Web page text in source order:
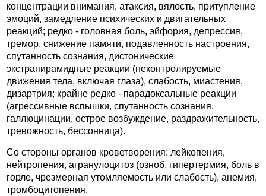
концентрации внимания, атаксия, вялость, притупление
эмоций, замедление психических и двигательных
реакций; редко - головная боль, эйфория, депрессия,
тремор, снижение памяти, подавленность настроения,
спутанность сознания, дистонические
экстрапирамидные реакции (неконтролируемые
движения тела, включая глаза), слабость, миастения,
дизартрия; крайне редко - парадоксальные реакции
(агрессивные вспышки, спутанность сознания,
галлюцинации, острое возбуждение, раздражительность,
тревожность, бессонница).
Со стороны органов кроветворения: лейкопения,
нейтропения, агранулоцитоз (озноб, гипертермия, боль в
горле, чрезмерная утомляемость или слабость), анемия,
тромбоцитопения.